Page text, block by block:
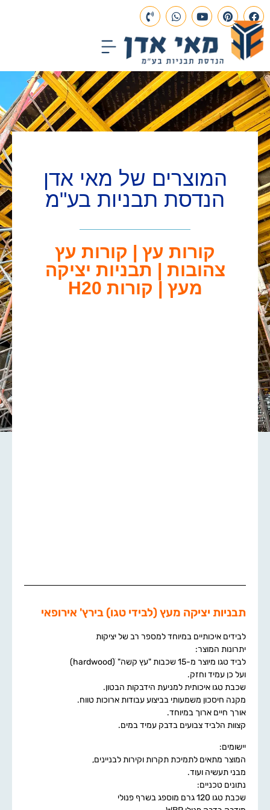
המוצרים של מאי אדן
הנדסת תבניות בע"מ
קורות עץ | קורות עץ
צהובות | תבניות יציקה
מעץ | קורות H20
תבניות יציקה מעץ (לבידי טגו) בירץ' אירופאי
לבידים איכותיים במיוחד למספר רב של יציקות
יתרונות המוצר:
לביד טגו מיוצר מ-15 שכבות "עץ קשה" ׁ(hardwood)
ועל כן עמיד וחזק.
שכבת טגו איכותית למניעת הידבקות הבטון.
מקנה חיסכון משמעותי בביצוע עבודות ארוכות טווח.
אורך חיים ארוך במיוחד.
קצוות הלביד צבועים בדבק עמיד במים.
יישומים:
המוצר מתאים לתמיכת תקרות וקירות לבניינים,
מבני תעשיה ועוד.
נתונים טכניים:
שכבת טגו 120 גרם מוספג בשרף פנולי